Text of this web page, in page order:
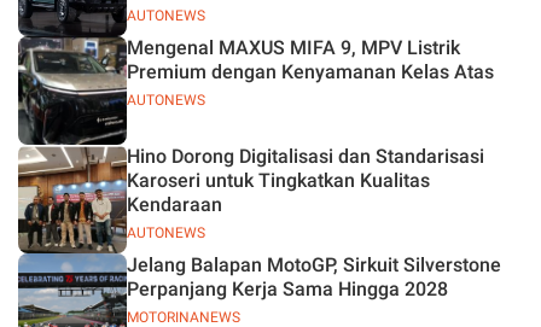
AUTONEWS
AUTONEWS
Mengenal MAXUS MIFA 9, MPV Listrik
Premium dengan Kenyamanan Kelas Atas
AUTONEWS
Hino Dorong Digitalisasi dan Standarisasi
Karoseri untuk Tingkatkan Kualitas
Kendaraan
MOTORINANEWS
Jelang Balapan MotoGP, Sirkuit Silverstone
Perpanjang Kerja Sama Hingga 2028